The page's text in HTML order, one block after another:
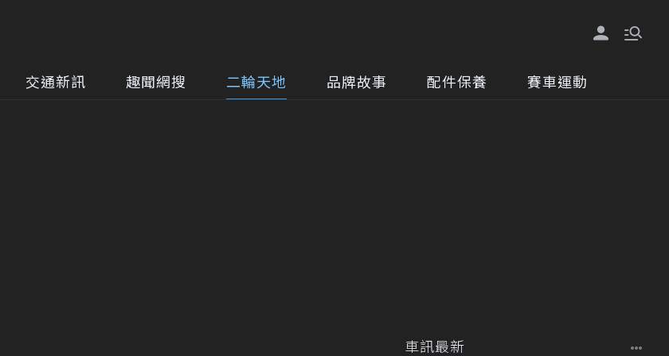
交通新訊 趣聞網搜 二輪天地 品牌故事 配件保養 賽車運動
車訊最新